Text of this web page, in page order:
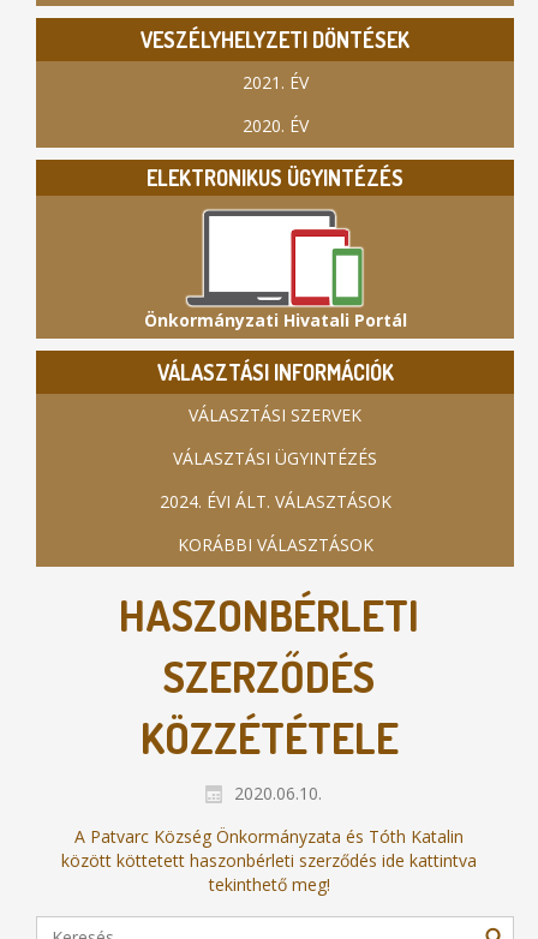
VESZÉLYHELYZETI DÖNTÉSEK
2021. ÉV
2020. ÉV
ELEKTRONIKUS ÜGYINTÉZÉS
Önkormányzati Hivatali Portál
VÁLASZTÁSI INFORMÁCIÓK
VÁLASZTÁSI SZERVEK
VÁLASZTÁSI ÜGYINTÉZÉS
2024. ÉVI ÁLT. VÁLASZTÁSOK
KORÁBBI VÁLASZTÁSOK
HASZONBÉRLETI
SZERZŐDÉS
KÖZZÉTÉTELE
2020.06.10.
A Patvarc Község Önkormányzata és Tóth Katalin
között köttetett haszonbérleti szerződés ide kattintva
tekinthető meg!